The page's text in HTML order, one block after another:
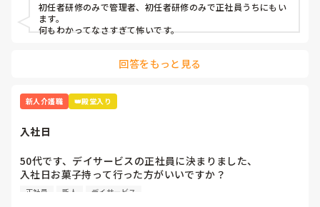
初任者研修のみで管理者、初任者研修のみで正社員うちにもい
ます。
何もわかってなさすぎて怖いです。
回答をもっと見る
新人介護職 👑殿堂入り
入社日
50代です、デイサービスの正社員に決まりました、
入社日お菓子持って行った方がいいですか？
介護職経験は、デイケア、グループホーム、などあります
正社員 新人 デイサービス